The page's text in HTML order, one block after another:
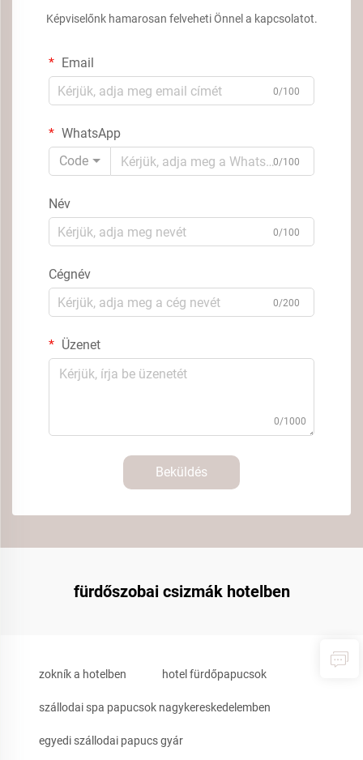
Képviselőnk hamarosan felveheti Önnel a kapcsolatot.
Email
0/100
WhatsApp
Code
0/100
Név
0/100
Cégnév
0/200
Üzenet
0/1000
Beküldés
fürdőszobai csizmák hotelben
zokník a hotelben hotel fürdőpapucsok
szállodai spa papucsok nagykereskedelemben
egyedi szállodai papucs gyár